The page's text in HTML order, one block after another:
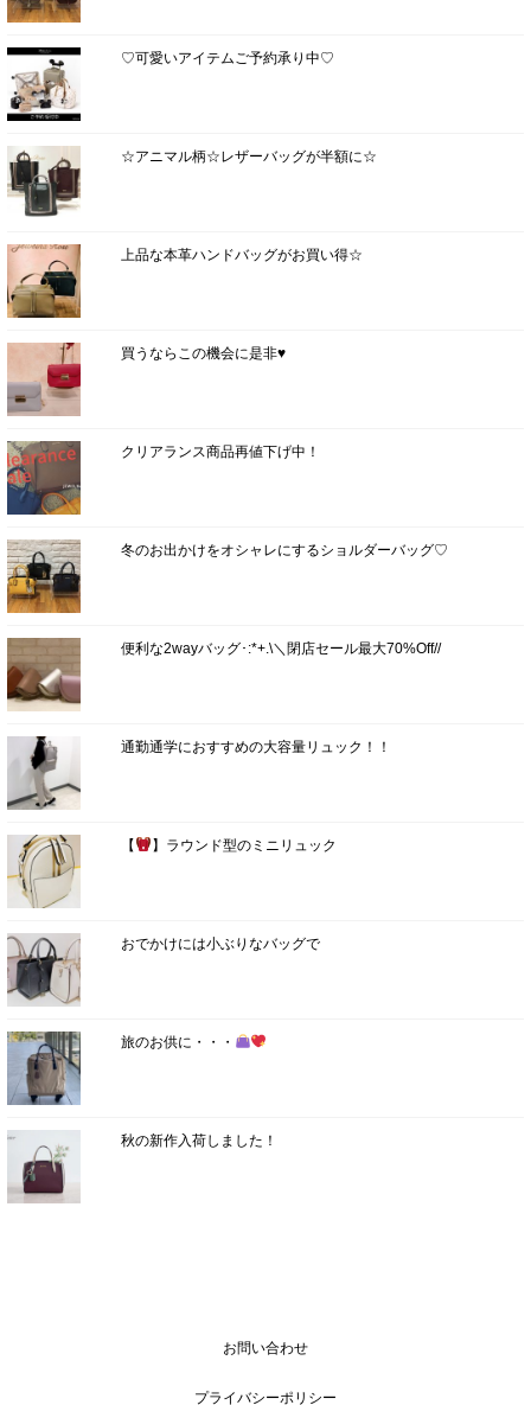
♡可愛いアイテムご予約承り中♡
☆アニマル柄☆レザーバッグが半額に☆
上品な本革ハンドバッグがお買い得☆
買うならこの機会に是非♥
クリアランス商品再値下げ中！
冬のお出かけをオシャレにするショルダーバッグ♡
便利な2wayバッグ･:*+.\＼閉店セール最大70%Off//
通勤通学におすすめの大容量リュック！！
【 】ラウンド型のミニリュック
おでかけには小ぶりなバッグで
旅のお供に・・・
秋の新作入荷しました！
お問い合わせ
プライバシーポリシー